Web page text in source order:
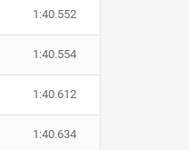
1:40.552
1:40.554
1:40.612
1:40.634